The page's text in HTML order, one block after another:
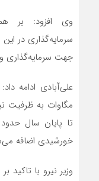
وی افزود: بر
سرمایه‌گذاری در
جهت سرمایه‌گذاری
مگاوات به ظرفیت
خورشیدی اضافه
وزیر نیرو با تاکید